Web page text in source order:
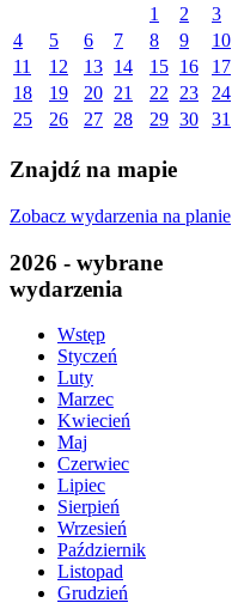
1
2
3
4
5 6 7 8 9
10
11
12 13 14 15 16
17
18
19 20 21 22 23
24
25
26 27 28 29 30 31
Znajdź na mapie
Zobacz wydarzenia na planie
2026 - wybrane
wydarzenia
Wstęp
Styczeń
Luty
Marzec
Kwiecień
Maj
Czerwiec
Lipiec
Sierpień
Wrzesień
Październik
Listopad
Grudzień